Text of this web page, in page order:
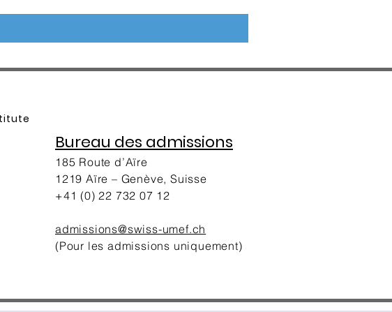
Bureau des admissions
185 Route d’Aïre
1219 Aïre – Genève, Suisse
+41 (0) 22 732 07 12
admissions@swiss-umef.ch
(Pour les admissions uniquement)